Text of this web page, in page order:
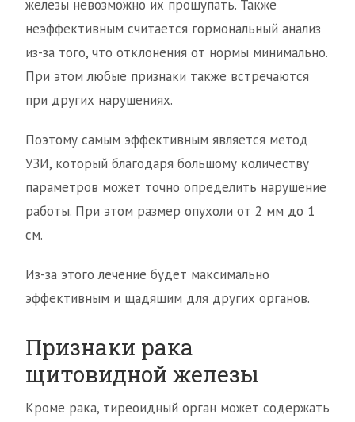
железы невозможно их прощупать. Также
неэффективным считается гормональный анализ
из-за того, что отклонения от нормы минимально.
При этом любые признаки также встречаются
при других нарушениях.
Поэтому самым эффективным является метод
УЗИ, который благодаря большому количеству
параметров может точно определить нарушение
работы. При этом размер опухоли от 2 мм до 1
см.
Из-за этого лечение будет максимально
эффективным и щадящим для других органов.
Признаки рака
щитовидной железы
Кроме рака, тиреоидный орган может содержать